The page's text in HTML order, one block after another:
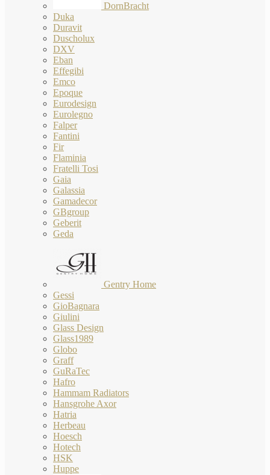
DornBracht
Duka
Duravit
Duscholux
DXV
Eban
Effegibi
Emco
Epoque
Eurodesign
Eurolegno
Falper
Fantini
Fir
Flaminia
Fratelli Tosi
Gaia
Galassia
Gamadecor
GBgroup
Geberit
Geda
Gentry Home
Gessi
GioBagnara
Giulini
Glass Design
Glass1989
Globo
Graff
GuRaTec
Hafro
Hammam Radiators
Hansgrohe Axor
Hatria
Herbeau
Hoesch
Hotech
HSK
Huppe